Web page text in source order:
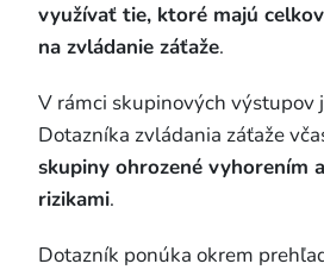
využívať tie, ktoré majú
na zvládanie záťaže.
V rámci skupinových výstupov
Dotazníka zvládania záťaže
skupiny ohrozené vyhorením
rizikami.
Dotazník ponúka okrem